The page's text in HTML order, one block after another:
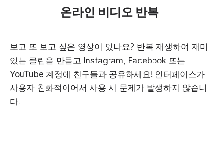
온라인 비디오 반복
보고 또 보고 싶은 영상이 있나요? 반복 재생하여 재미
있는 클립을 만들고 Instagram, Facebook 또는
YouTube 계정에 친구들과 공유하세요! 인터페이스가
사용자 친화적이어서 사용 시 문제가 발생하지 않습니
다.